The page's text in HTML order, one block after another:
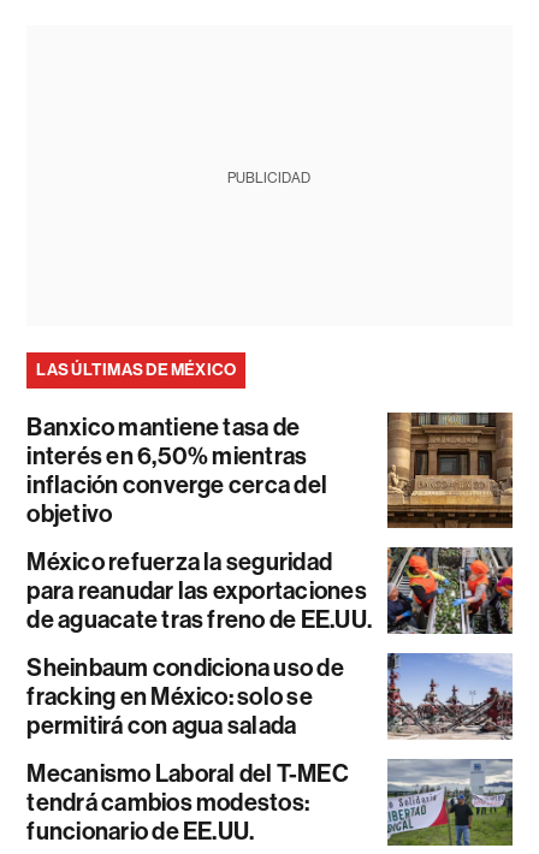
PUBLICIDAD
LAS ÚLTIMAS DE MÉXICO
Banxico mantiene tasa de
interés en 6,50% mientras
inflación converge cerca del
objetivo
México refuerza la seguridad
para reanudar las exportaciones
de aguacate tras freno de EE.UU.
Sheinbaum condiciona uso de
fracking en México: solo se
permitirá con agua salada
Mecanismo Laboral del T-MEC
tendrá cambios modestos:
funcionario de EE.UU.